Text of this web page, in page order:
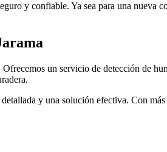
y confiable. Ya sea para una nueva
un servicio de detección de
y una solución efectiva. Con